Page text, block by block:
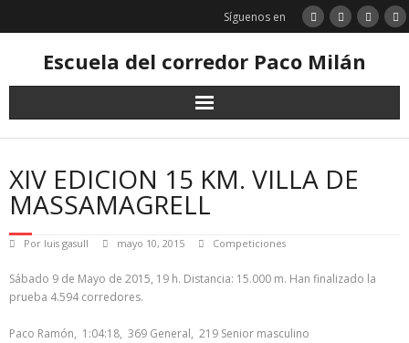
Síguenos en
Escuela del corredor Paco Milán
XIV EDICION 15 KM. VILLA DE
MASSAMAGRELL
Por luis gasull mayo 10, 2015 Competiciones
Sábado 9 de Mayo de 2015, 19 h. Distancia: 15.000 m. Han finalizado la
prueba 4.594 corredores.
Paco Ramón, 1:04:18, 369 General, 219 Senior masculino